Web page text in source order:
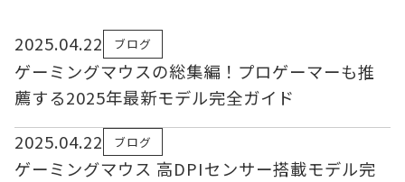
2025.04.22 ブログ
ゲーミングマウスの総集編！プロゲーマーも推
薦する2025年最新モデル完全ガイド
2025.04.22
ブログ
ゲーミングマウス 高DPIセンサー搭載モデル完